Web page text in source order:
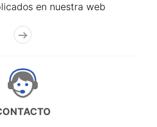
en nuestra web